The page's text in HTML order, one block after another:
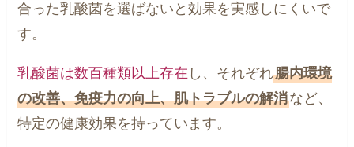
合った乳酸菌を選ばないと効果を実感しにくいで
す。
乳酸菌は数百種類以上存在 し、それぞれ腸内環境
の改善、免疫力の向上、肌トラブルの解消など、
特定の健康効果を持っています。